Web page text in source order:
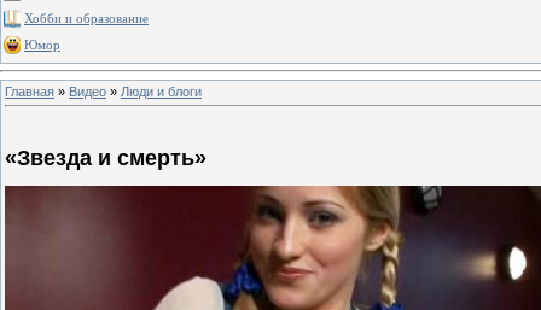
Хобби и образование
Юмор
Главная » Видео » Люди и блоги
«Звезда и смерть»